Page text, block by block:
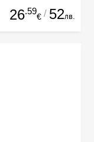
26.59
€ / 52лв.